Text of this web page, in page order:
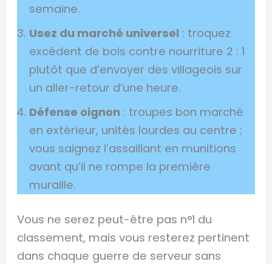
semaine.
Usez du marché universel : troquez
excédent de bois contre nourriture 2 : 1
plutôt que d’envoyer des villageois sur
un aller-retour d’une heure.
Défense oignon : troupes bon marché
en extérieur, unités lourdes au centre ;
vous saignez l’assaillant en munitions
avant qu’il ne rompe la première
muraille.
Vous ne serez peut-être pas n°1 du
classement, mais vous resterez pertinent
dans chaque guerre de serveur sans